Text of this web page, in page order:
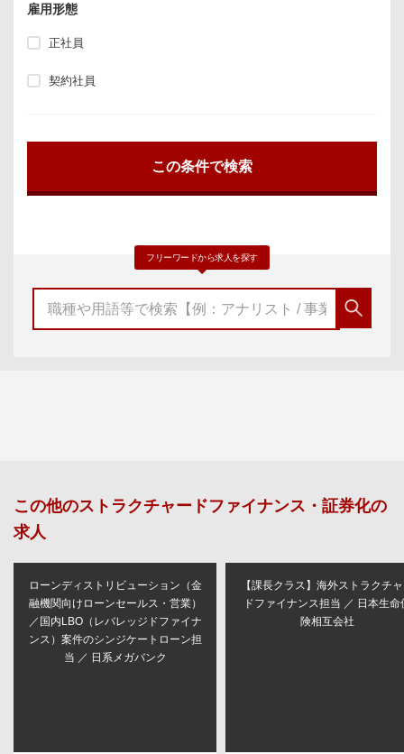
雇用形態
正社員
契約社員
フリーワードから求人を探す
この他のストラクチャードファイナンス・証券化の
求人
ローンディストリビューション（金
融機関向けローンセールス・営業）
／国内LBO（レバレッジドファイナ
ンス）案件のシンジケートローン担
当 ／ 日系メガバンク
【課長クラス】海外ストラクチ
ドファイナンス担当 ／ 日本生命
険相互会社